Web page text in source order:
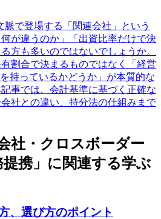
で登場する「関連会社」という
が違うのか」「出資比率だけで決
方も多いのではないでしょうか。
割合で決まるものではなく「経営
持っているかどうか」が本質的な
事では、会計基準に基づく正確な
社との違い、持分法の仕組みまで
社・クロスボーダー
携」に関連する学ぶ
、選び方のポイント